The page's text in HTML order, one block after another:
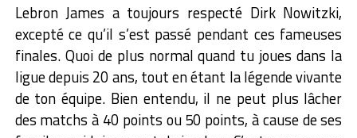
Lebron James a toujours respecté Dirk Nowitzki,
excepté ce qu’il s’est passé pendant ces fameuses
finales. Quoi de plus normal quand tu joues dans la
ligue depuis 20 ans, tout en étant la légende vivante
de ton équipe. Bien entendu, il ne peut plus lâcher
des matchs à 40 points ou 50 points, à cause de ses